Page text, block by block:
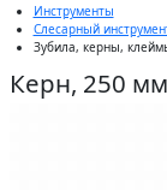
Инструменты
Слесарный
Зубила, керны,
Керн, 250